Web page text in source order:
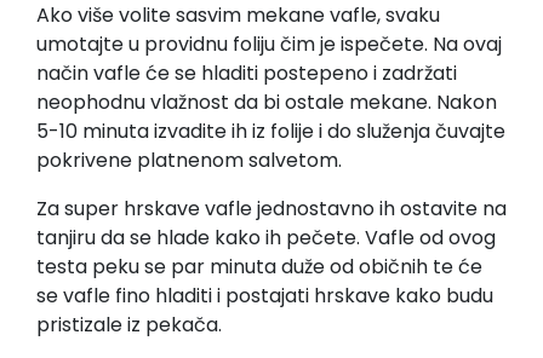
Ako više volite sasvim mekane vafle, svaku
umotajte u providnu foliju čim je ispečete. Na ovaj
način vafle će se hladiti postepeno i zadržati
neophodnu vlažnost da bi ostale mekane. Nakon
5-10 minuta izvadite ih iz folije i do služenja čuvajte
pokrivene platnenom salvetom.
Za super hrskave vafle jednostavno ih ostavite na
tanjiru da se hlade kako ih pečete. Vafle od ovog
testa peku se par minuta duže od običnih te će
se vafle fino hladiti i postajati hrskave kako budu
pristizale iz pekača.